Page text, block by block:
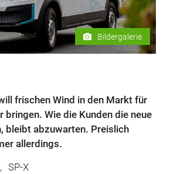
Bildergalerie
frischen Wind in den Markt für
Wie die Kunden die neue
bleibt abzuwarten. Preislich
allerdings.
SP-X